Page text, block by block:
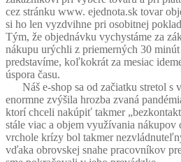
cez stránku www. ejednota.sk tovar
si ho len vyzdvihne pri osobitnej
Tým, že objednávku vychystáme za
nákupu urýchli z priemerných 30
predstavíme, koľkokrát za mesiac
úspora času.
Náš e-shop sa od začiatku stretol s
enormne zvýšila hrozba zvaná
ktorí chceli nakúpiť takmer
stále viac a objem využívania nákupov
vrchole krízy bol takmer
vďaka obrovskej snahe pracovníkov